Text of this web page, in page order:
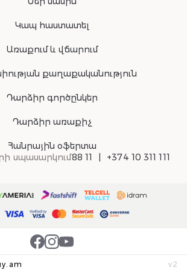
Կապ հաստատել
Առաքում և վճարում
քաղաքականություն
Դարձիր գործընկեր
Դարձիր առաքիչ
Հանրային օֆերտա
սպասարկում88 11 +374 10 311 111
v2